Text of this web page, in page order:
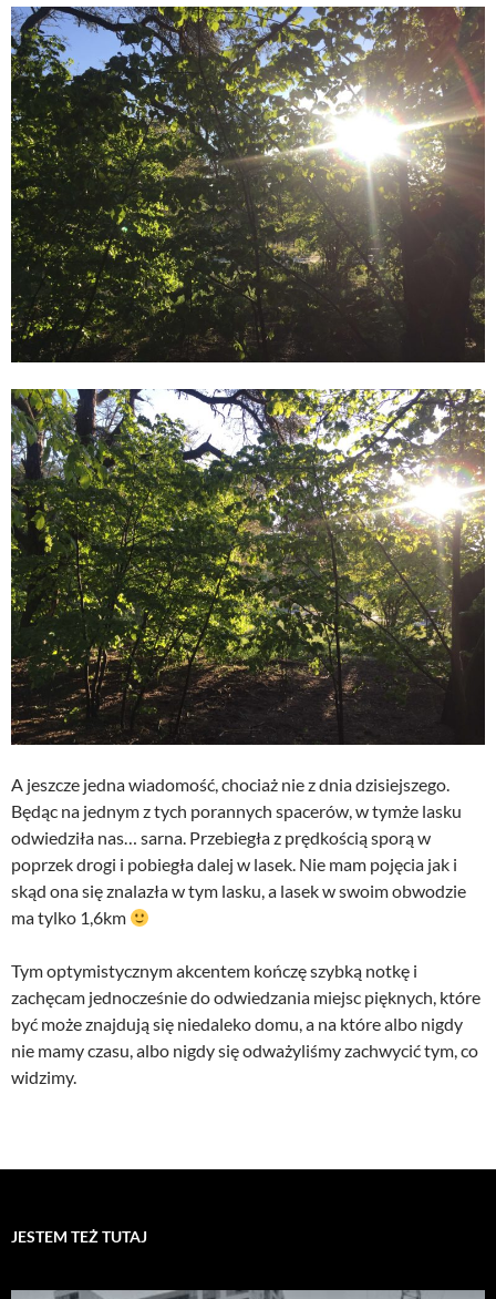
A jeszcze jedna wiadomość, chociaż nie z dnia dzisiejszego.
Będąc na jednym z tych porannych spacerów, w tymże lasku
odwiedziła nas… sarna. Przebiegła z prędkością sporą w
poprzek drogi i pobiegła dalej w lasek. Nie mam pojęcia jak i
skąd ona się znalazła w tym lasku, a lasek w swoim obwodzie
ma tylko 1,6km
Tym optymistycznym akcentem kończę szybką notkę i
zachęcam jednocześnie do odwiedzania miejsc pięknych, które
być może znajdują się niedaleko domu, a na które albo nigdy
nie mamy czasu, albo nigdy się odważyliśmy zachwycić tym, co
widzimy.
JESTEM TEŻ TUTAJ